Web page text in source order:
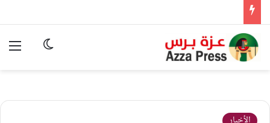
الوضع